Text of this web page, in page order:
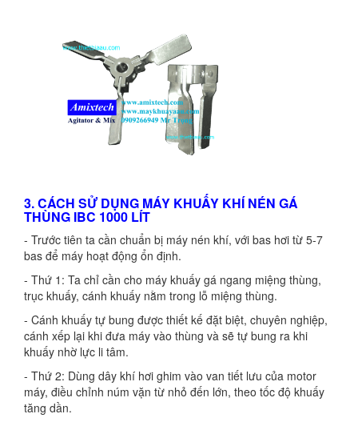
3. CÁCH SỬ DỤNG MÁY KHUẤY KHÍ NÉN GÁ
THÙNG IBC 1000 LÍT
- Trước tiên ta cần chuẩn bị máy nén khí, với bas hơi từ 5-7
bas để máy hoạt động ổn định.
- Thứ 1: Ta chỉ cần cho máy khuấy gá ngang miệng thùng,
trục khuấy, cánh khuấy nằm trong lỗ miệng thùng.
- Cánh khuấy tự bung được thiết kế đặt biệt, chuyên nghiệp,
cánh xếp lại khi đưa máy vào thùng và sẽ tự bung ra khi
khuấy nhờ lực li tâm.
- Thứ 2: Dùng dây khí hơi ghim vào van tiết lưu của motor
máy, điều chỉnh núm vặn từ nhỏ đến lớn, theo tốc độ khuấy
tăng dần.